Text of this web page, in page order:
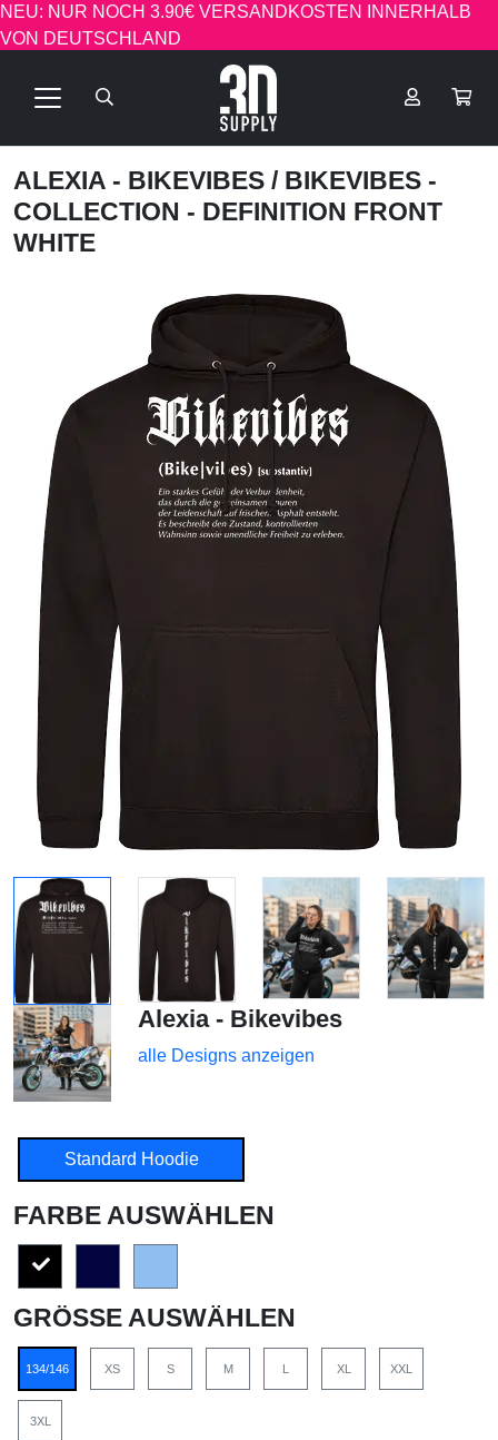
NEU: NUR NOCH 3.90€ VERSANDKOSTEN INNERHALB
VON DEUTSCHLAND
ALEXIA - BIKEVIBES / BIKEVIBES -
COLLECTION - DEFINITION FRONT
WHITE
Alexia - Bikevibes
alle Designs anzeigen
Standard Hoodie
FARBE AUSWÄHLEN
GRÖSSE AUSWÄHLEN
134/146 XS S M XL XXL
3XL